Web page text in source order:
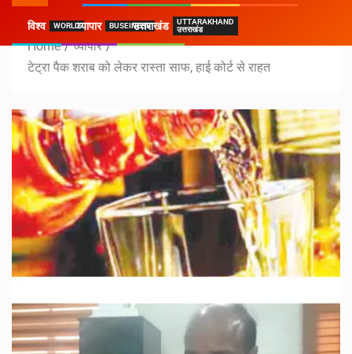
विश्व WORLDव्यापार BUSEINESSउत्तराखंड
UTTARAKHAND
उत्तराखंड
Home
व्यापार
टेट्रा पैक शराब को लेकर रास्ता साफ, हाई कोर्ट से राहत